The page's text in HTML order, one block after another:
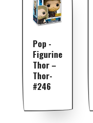
Pop -
Figurine
Thor –
Thor-
#246